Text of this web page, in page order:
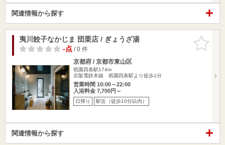
関連情報から探す
お気に入
りに追加
夷川餃子なかじま 団栗店 / ぎょうざ湯
-点/ 0 件
京都府 / 京都市東山区
祇園四条駅174m
京阪電鉄本線 祇園四条駅より徒歩1分
営業時間 10:00～22:00
入浴料金 7,700円～
日帰り 駅近（徒歩10分以内）
関連情報から探す